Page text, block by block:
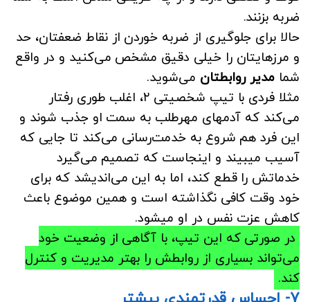
ضربه بزنند.
حالا برای جلوگیری از ضربه خوردن از نقاط ضعفتان، حد
و مرزهایتان را خیلی دقیق مشخص می‌کنید و در واقع
شما مدیر روابطتان می‌شوید.
مثلا فردی با تیپ شخصیتی ۲، اغلب طوری رفتار
می‌کند که آدمهای مهرطلب به سمت او جذب شوند و
این فرد هم شروع به خدمت‌رسانی می‌کند تا جایی که
آسیب میبیند و اینجاست که تصمیم می‌گیرد
خدماتش را قطع کند، اما به این می‌اندیشد که برای
خود وقت کافی نگذاشته است و همین موضوع باعث
کاهش عزت نفس در او میشود.
در صورتی که این تیپ، با آگاهی از وضعیت خود
می‌تواند بسیاری از روابطش را بهتر مدیریت و کنترل
کند.